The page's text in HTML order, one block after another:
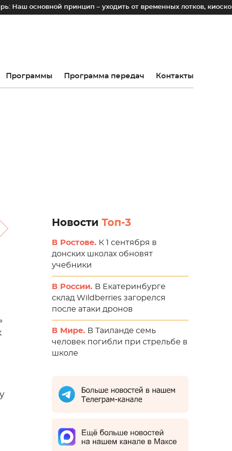
принцип – уходить от временных лотков, киосков и палаток к
Программы Программа передач Контакты
Новости Топ-3
В Ростове. К 1 сентября в
донских школах обновят
учебники
В России. В Екатеринбурге
склад Wildberries загорелся
после атаки дронов
В Мире. В Таиланде семь
человек погибли при стрельбе в
школе